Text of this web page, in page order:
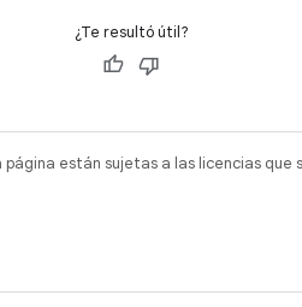
¿Te resultó útil?
están sujetas a las licencias que